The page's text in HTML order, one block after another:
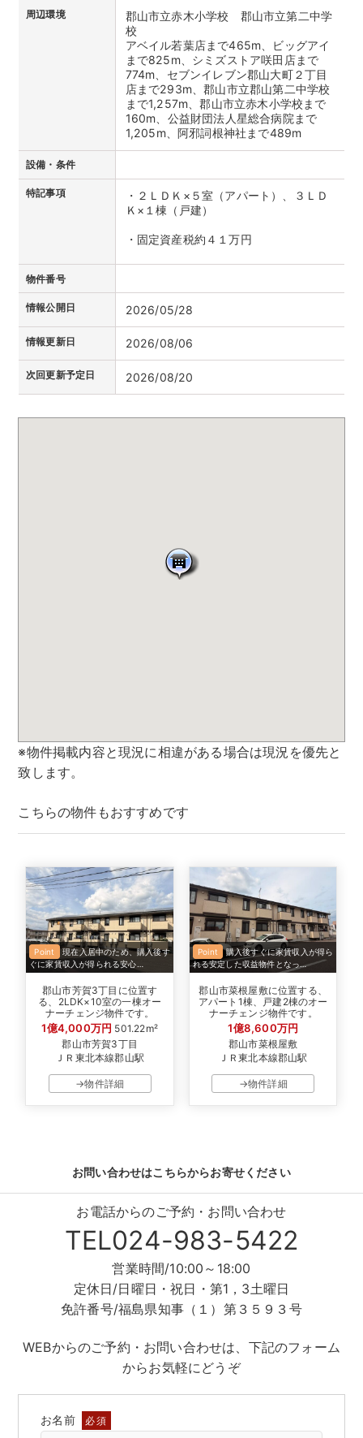
周辺環境
郡山市立赤木小学校 郡山市立第二中学
校
アベイル若葉店まで465m、ビッグアイ
まで825m、シミズストア咲田店まで
774m、セブンイレブン郡山大町２丁目
店まで293m、郡山市立郡山第二中学校
まで1,257m、郡山市立赤木小学校まで
160m、公益財団法人星総合病院まで
1,205m、阿邪詞根神社まで489m
設備・条件
特記事項
・２ＬＤＫ×５室（アパート）、３ＬＤ
Ｋ×１棟（戸建）
・固定資産税約４１万円
物件番号
情報公開日 2026/05/28
情報更新日 2026/08/06
次回更新予定日 2026/08/20
※物件掲載内容と現況に相違がある場合は現況を優先と
致します。
こちらの物件もおすすめです
郡山市芳賀3丁目に位置す
る、2LDK×10室の一棟オー
ナーチェンジ物件です。
1億4,000万円 501.22m²
郡山市芳賀3丁目
ＪＲ東北本線郡山駅
→物件詳細
Point
現在入居中のため、購入後す
ぐに家賃収入が得られる安心…
郡山市菜根屋敷に位置する、
アパート1棟、戸建2棟のオー
ナーチェンジ物件です。
1億8,600万円
郡山市菜根屋敷
ＪＲ東北本線郡山駅
→物件詳細
Point
購入後すぐに家賃収入が得ら
れる安定した収益物件となっ…
お問い合わせはこちらからお寄せください
お電話からのご予約・お問い合わせ
TEL024-983-5422
営業時間/10:00～18:00
定休日/日曜日・祝日・第1，3土曜日
免許番号/福島県知事（１）第３５９３号
WEBからのご予約・お問い合わせは、下記のフォーム
からお気軽にどうぞ
お名前 必須